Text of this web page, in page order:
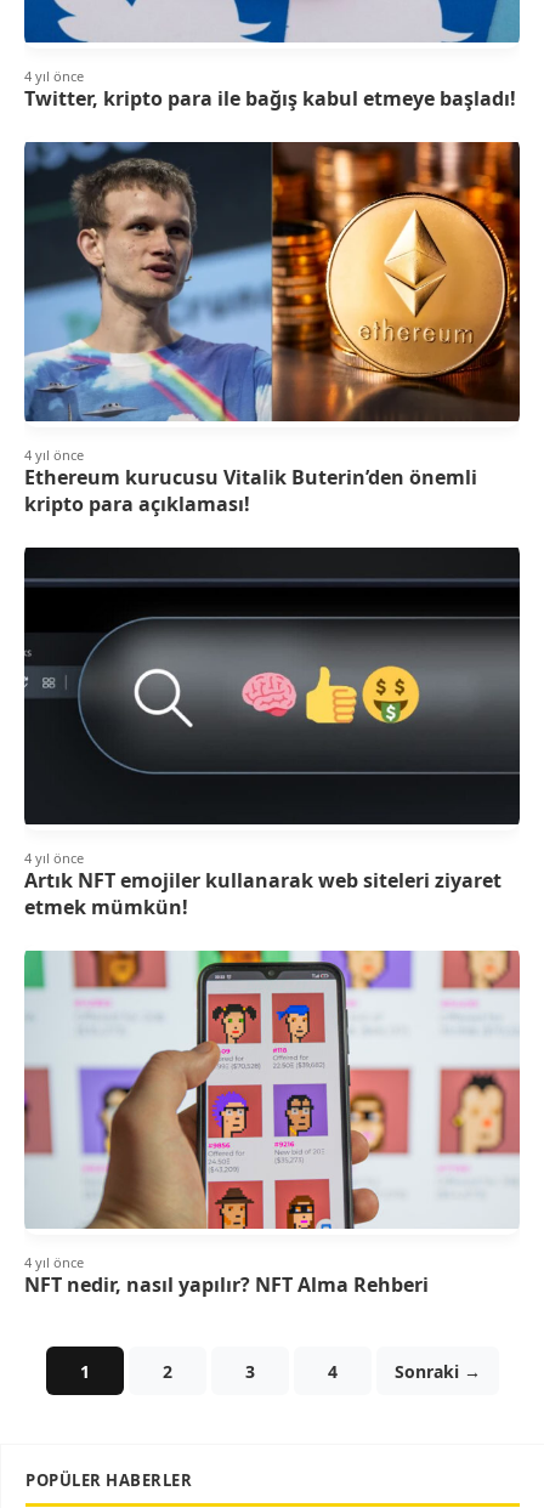
4 yıl önce
Twitter, kripto para ile bağış kabul etmeye başladı!
4 yıl önce
Ethereum kurucusu Vitalik Buterin’den önemli
kripto para açıklaması!
4 yıl önce
Artık NFT emojiler kullanarak web siteleri ziyaret
etmek mümkün!
4 yıl önce
NFT nedir, nasıl yapılır? NFT Alma Rehberi
1 2 3 4 Sonraki →
POPÜLER HABERLER